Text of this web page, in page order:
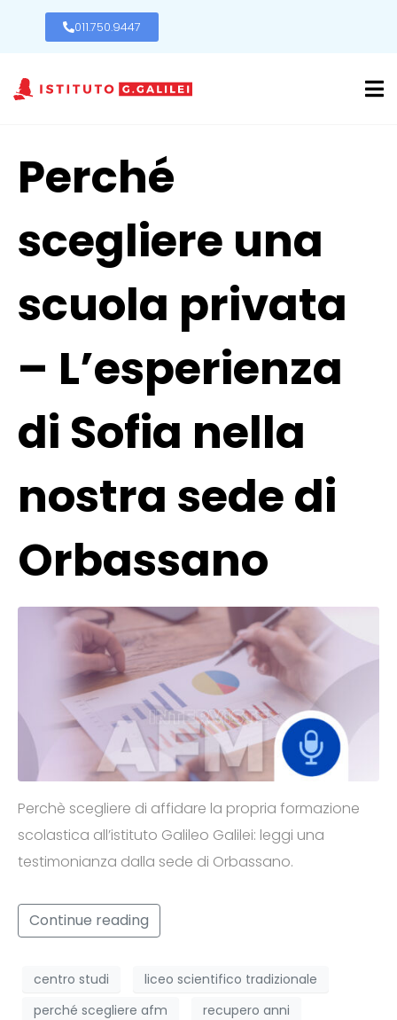
011.750.9447
Perché
scegliere una
scuola privata
– L’esperienza
di Sofia nella
nostra sede di
Orbassano
Perchè scegliere di affidare la propria formazione
scolastica all’istituto Galileo Galilei: leggi una
testimonianza dalla sede di Orbassano.
Continue reading
centro studi
liceo scientifico tradizionale
perché scegliere afm
recupero anni